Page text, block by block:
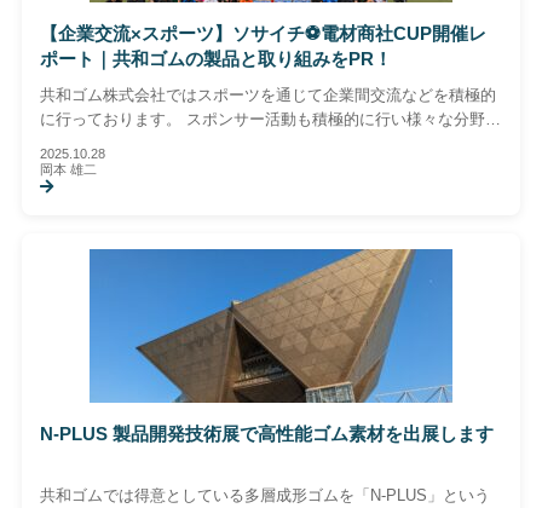
【企業交流×スポーツ】ソサイチ⚽電材商社CUP開催レ
ポート｜共和ゴムの製品と取り組みをPR！
共和ゴム株式会社ではスポーツを通じて企業間交流などを積極的
に行っております。 スポンサー活動も積極的に行い様々な分野の
人化・工期短縮に寄与できる製品の開発に日々取り組んでおりま
す。
2025.10.28
岡本 雄二
N-PLUS 製品開発技術展で高性能ゴム素材を出展します
共和ゴムでは得意としている多層成形ゴムを「N-PLUS」という